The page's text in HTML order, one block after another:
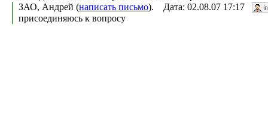
ЗАО, Андрей (написать письмо). Дата: 02.08.07 17:17
присоединяюсь к вопросу